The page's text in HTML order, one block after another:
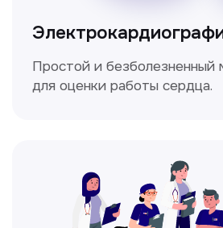
Мультиспиральная
компьютерная томография